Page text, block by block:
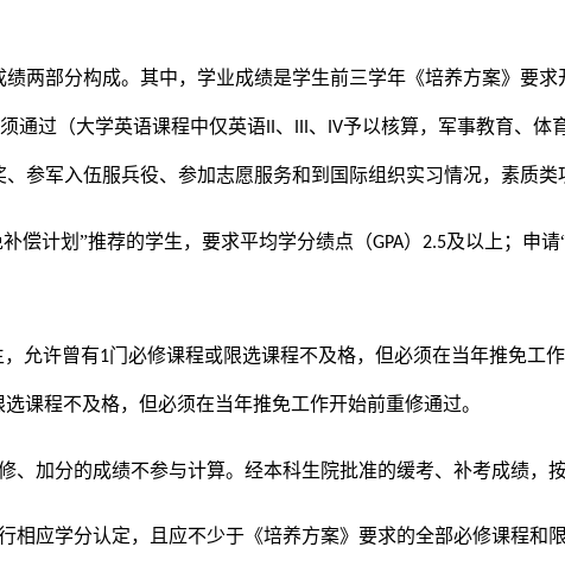
两部分构成。其中，学业成绩是学生前三学年《培养方案》要求
通过（大学英语课程中仅英语 、 、 IV予以核算，军事教育、体
参军入伍服兵役、参加志愿服务和到国际组织实习情况，素质类
补偿计划”推荐的学生，要求平均学分绩点（GPA） 2.5及以上；申
允许曾有1门必修课程或限选课程不及格，但必须在当年推免工
课程不及格，但必须在当年推免工作开始前重修通过。
、加分的成绩不参与计算。经本科生院批准的缓考、补考成绩，
相应学分认定，且应不少于《培养方案》要求的全部必修课程和